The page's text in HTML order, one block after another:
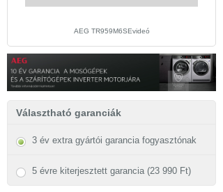
AEG TR959M6SEvideó
Választható garanciák
3 év extra gyártói garancia fogyasztónak
5 évre kiterjesztett garancia (23 990 Ft)